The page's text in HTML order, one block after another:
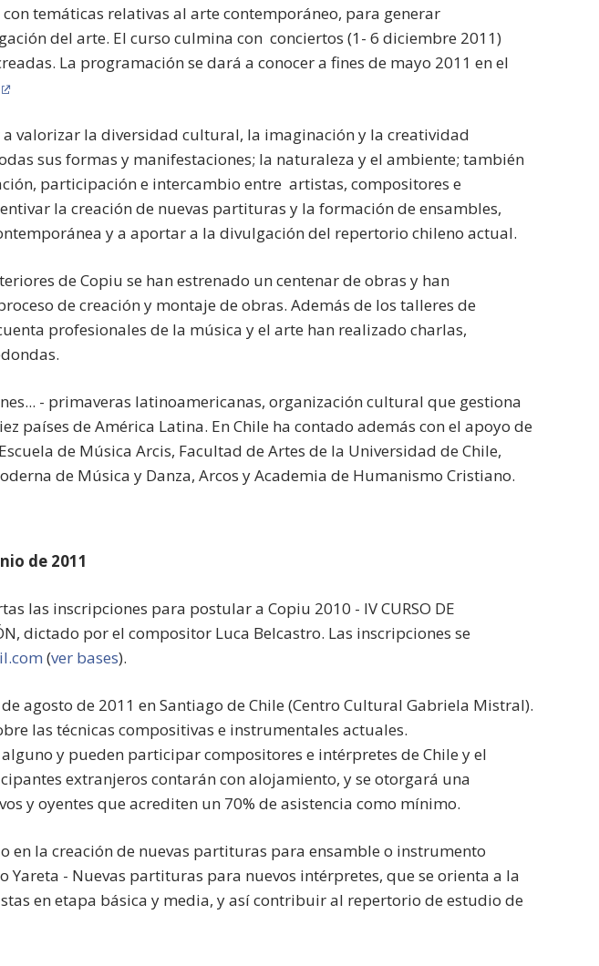
temáticas relativas al arte contemporáneo, para generar
del arte. El curso culmina con conciertos (1- 6 diciembre 2011)
La programación se dará a conocer a fines de mayo 2011 en el
valorizar la diversidad cultural, la imaginación y la creatividad
sus formas y manifestaciones; la naturaleza y el ambiente; también
participación e intercambio entre artistas, compositores e
la creación de nuevas partituras y la formación de ensambles,
y a aportar a la divulgación del repertorio chileno actual.
de Copiu se han estrenado un centenar de obras y han
de creación y montaje de obras. Además de los talleres de
profesionales de la música y el arte han realizado charlas,
- primaveras latinoamericanas, organización cultural que gestiona
países de América Latina. En Chile ha contado además con el apoyo de
de Música Arcis, Facultad de Artes de la Universidad de Chile,
de Música y Danza, Arcos y Academia de Humanismo Cristiano.
de 2011
las inscripciones para postular a Copiu 2010 - IV CURSO DE
dictado por el compositor Luca Belcastro. Las inscripciones se
(ver bases).
agosto de 2011 en Santiago de Chile (Centro Cultural Gabriela Mistral).
las técnicas compositivas e instrumentales actuales.
y pueden participar compositores e intérpretes de Chile y el
extranjeros contarán con alojamiento, y se otorgará una
y oyentes que acrediten un 70% de asistencia como mínimo.
en la creación de nuevas partituras para ensamble o instrumento
Yareta - Nuevas partituras para nuevos intérpretes, que se orienta a la
en etapa básica y media, y así contribuir al repertorio de estudio de